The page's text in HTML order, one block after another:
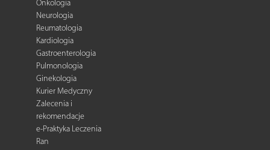
Onkologia
Neurologia
Reumatologia
Kardiologia
Gastroenterologia
Pulmonologia
Ginekologia
Kurier Medyczny
Zalecenia i
rekomendacje
e-Praktyka Leczenia
Ran